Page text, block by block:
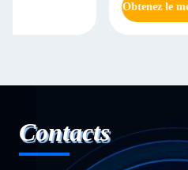
Obtenez le meilleur prix
Contacts